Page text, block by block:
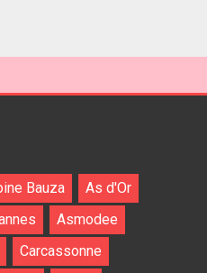
Bauza
As d'Or
Asmodee
Carcassonne